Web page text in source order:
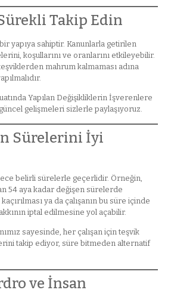
Takip Edin
yapıya sahiptir. Kanunlarla getirilen
koşullarını ve oranlarını etkileyebilir.
mahrum kalmaması adına
Yapılan Değişikliklerin İşverenlere
gelişmeleri sizlerle paylaşıyoruz.
Sürelerini İyi
belirli sürelerle geçerlidir. Örneğin,
54 aya kadar değişen sürelerde
ya da çalışanın bu süre içinde
iptal edilmesine yol açabilir.
sayesinde, her çalışan için teşvik
takip ediyor, süre bitmeden alternatif
ve İnsan